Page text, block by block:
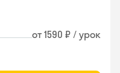
от 1590 ₽ / урок